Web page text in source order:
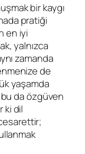
bir kaygı
pratiği
en iyi
yalnızca
zamanda
de
yaşamda
da özgüven
ki dil